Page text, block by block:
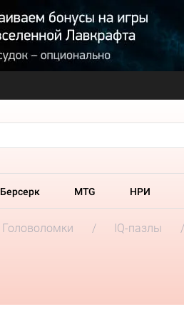
Берсерк MTG НРИ
Головоломки IQ-пазлы